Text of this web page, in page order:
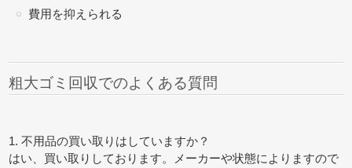
費用を抑えられる
粗大ゴミ回収でのよくある質問
1. 不用品の買い取りはしていますか？
はい、買い取りしております。メーカーや状態によりますので